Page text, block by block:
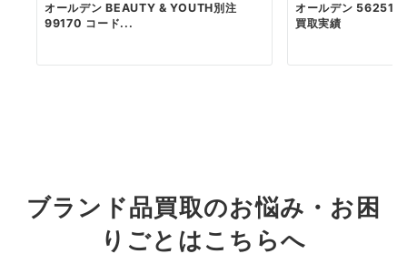
オールデン BEAUTY & YOUTH別注
99170 コード...
オールデン 56251
買取実績
ブランド品買取のお悩み・お困
りごとはこちらへ